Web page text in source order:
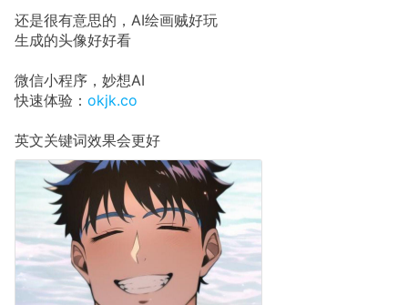
还是很有意思的，AI绘画贼好玩
生成的头像好好看
微信小程序，妙想AI
快速体验： okjk.co
英文关键词效果会更好